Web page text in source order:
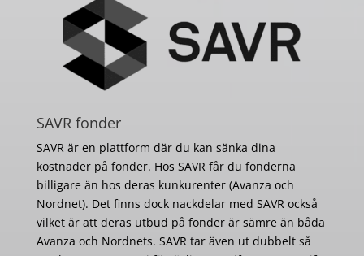
SAVR fonder
SAVR är en plattform där du kan sänka dina
kostnader på fonder. Hos SAVR får du fonderna
billigare än hos deras kunkurenter (Avanza och
Nordnet). Det finns dock nackdelar med SAVR också
vilket är att deras utbud på fonder är sämre än båda
Avanza och Nordnets. SAVR tar även ut dubbelt så